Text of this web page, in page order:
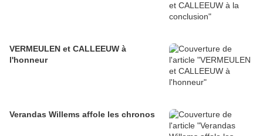
VERMEULEN et CALLEEUW à
l'honneur
Verandas Willems affole les chronos